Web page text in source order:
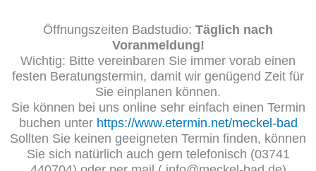
Öffnungszeiten Badstudio: Täglich nach
Voranmeldung!
Wichtig: Bitte vereinbaren Sie immer vorab einen
festen Beratungstermin, damit wir genügend Zeit für
Sie einplanen können.
Sie können bei uns online sehr einfach einen Termin
buchen unter https://www.etermin.net/meckel-bad
Sollten Sie keinen geeigneten Termin finden, können
Sie sich natürlich auch gern telefonisch (03741